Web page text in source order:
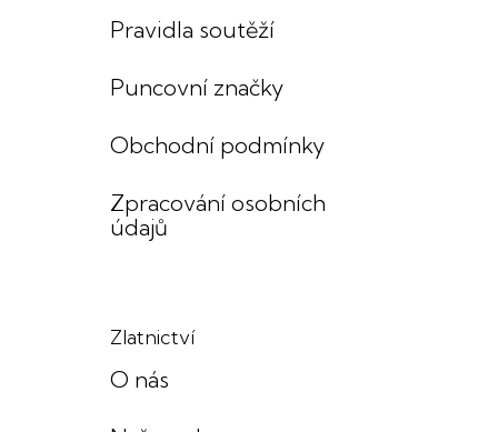
Pravidla soutěží
Puncovní značky
Obchodní podmínky
Zpracování osobních
údajů
Zlatnictví
O nás